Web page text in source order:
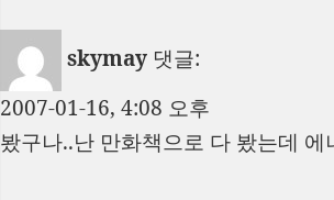
skymay 댓글:
2007-01-16, 4:08 오후
봤구나..난 만화책으로 다 봤는데